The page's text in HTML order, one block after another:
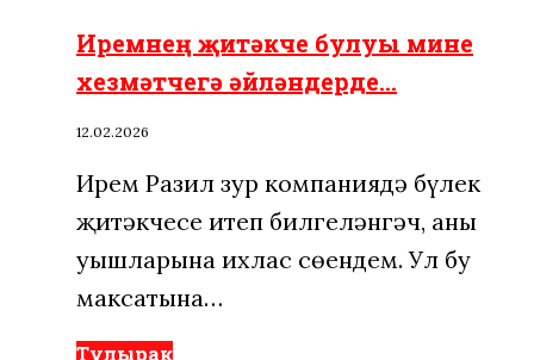
Иремнең җитәкче булуы мине
хезмәтчегә әйләндерде…
12.02.2026
Ирем Разил зур компаниядә бүлек
җитәкчесе итеп билгеләнгәч, аның
уңышларына ихлас сөендем. Ул бу
максатына…
Тулырак